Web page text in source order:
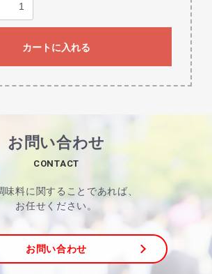
カートに入れる
お問い合わせ
CONTACT
味料に関することであれば、
お任せください。
お問い合わせ